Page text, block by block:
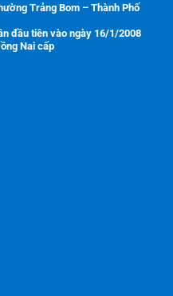
Trảng Bom – Thành Phố
đầu tiên vào ngày 16/1/2008
Nai cấp